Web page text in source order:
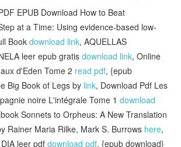
EPUB Download How to Beat
at a Time: Using evidence-based low-
Bookdownload link, AQUELLAS
leer epub gratisdownload link, Online
d'Eden Tome 2 read pdf, {epub
Big Book of Legs by link, Download Pdf Les
noire L'intégrale Tome 1download
Sonnets to Orpheus: A New Translation
Rainer Maria Rilke, Mark S. Burrows here,
DIA leer pdfdownload pdf, {epub download}